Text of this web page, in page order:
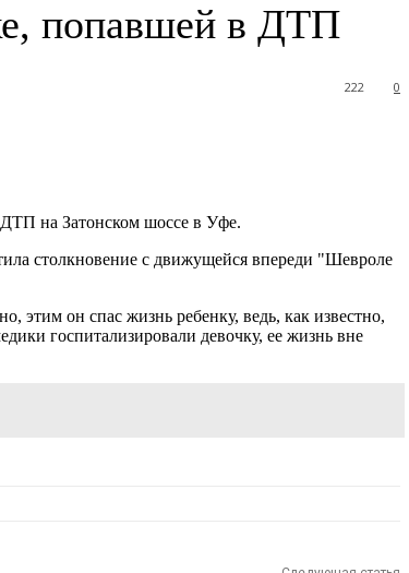
попавшей в ДТП
0
222
на Затонском шоссе в Уфе.
столкновение с движущейся впереди "Шевроле
этим он спас жизнь ребенку, ведь, как известно,
госпитализировали девочку, ее жизнь вне